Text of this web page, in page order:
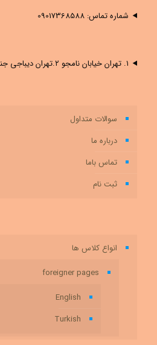
شماره تماس: 09017368588
۱. تهران خیابان نامجو ۲.تهران دیباجی جنوبی
سوالات متداول
درباره ما
تماس باما
ثبت نام
انواع کلاس ها
foreigner pages
English
Turkish